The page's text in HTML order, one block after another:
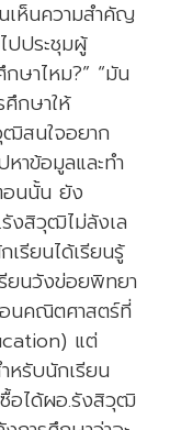
เห็นความสำคัญ
ประชุมผู้
ษาไหม?” “มัน
ศึกษาให้
ฒิสนใจอยาก
าข้อมูลและทำ
อนนั้น ยัง
งสิวุฒิไม่ลังเล
เรียนได้เรียนรู้
ยนวังข่อยพิทยา
นคณิตศาสตร์ที่
แต่
หรับนักเรียน
อได้ผอ.รังสิวุฒิ